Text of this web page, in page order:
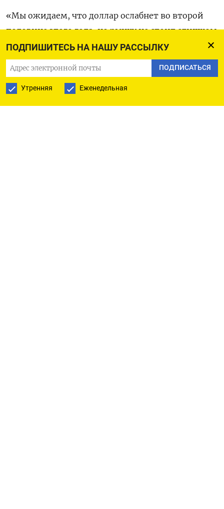
ПОДПИШИТЕСЬ НА НАШУ РАССЫЛКУ
ПОДПИСАТЬСЯ
Утренняя Еженедельная
«Мы ожидаем, что доллар ослабнет во второй
половине этого года, но рынку не стоит слишком
радоваться этому», - добавил он.
«Темпы роста экономики США замедляются, но
все равно дела идут гораздо лучше, чем в